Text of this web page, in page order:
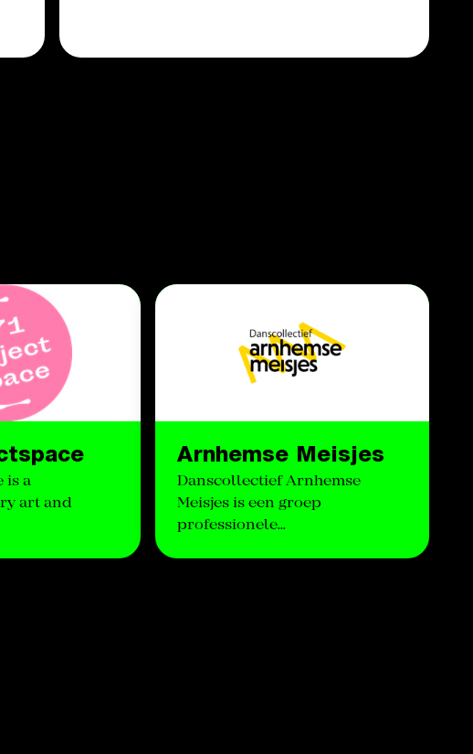
is a
art and
Arnhemse Meisjes
Danscollectief Arnhemse
Meisjes is een groep
professionele…